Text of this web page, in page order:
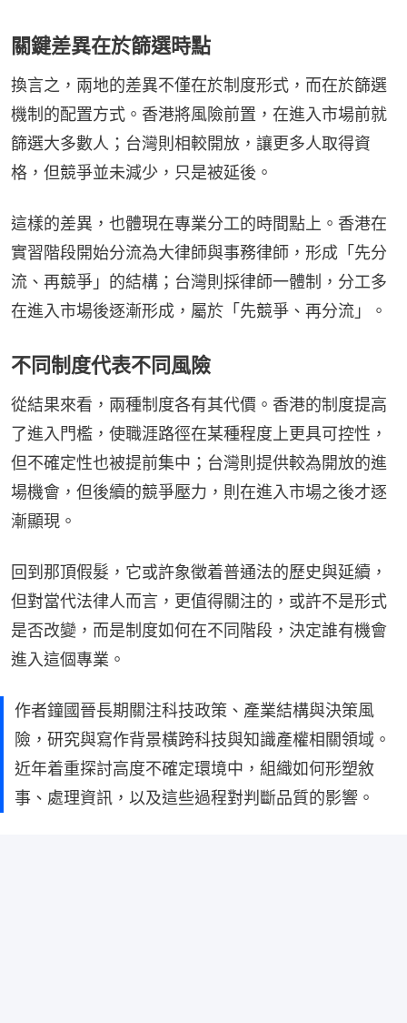
關鍵差異在於篩選時點
換言之，兩地的差異不僅在於制度形式，而在於篩選
機制的配置方式。香港將風險前置，在進入市場前就
篩選大多數人；台灣則相較開放，讓更多人取得資
格，但競爭並未減少，只是被延後。
這樣的差異，也體現在專業分工的時間點上。香港在
實習階段開始分流為大律師與事務律師，形成「先分
流、再競爭」的結構；台灣則採律師一體制，分工多
在進入市場後逐漸形成，屬於「先競爭、再分流」。
不同制度代表不同風險
從結果來看，兩種制度各有其代價。香港的制度提高
了進入門檻，使職涯路徑在某種程度上更具可控性，
但不確定性也被提前集中；台灣則提供較為開放的進
場機會，但後續的競爭壓力，則在進入市場之後才逐
漸顯現。
回到那頂假髮，它或許象徵着普通法的歷史與延續，
但對當代法律人而言，更值得關注的，或許不是形式
是否改變，而是制度如何在不同階段，決定誰有機會
進入這個專業。
作者鐘國晉長期關注科技政策、產業結構與決策風
險，研究與寫作背景橫跨科技與知識產權相關領域。
近年着重探討高度不確定環境中，組織如何形塑敘
事、處理資訊，以及這些過程對判斷品質的影響。